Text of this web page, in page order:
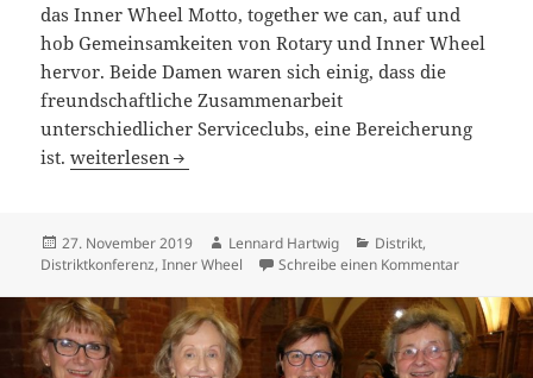
das Inner Wheel Motto, together we can, auf und
hob Gemeinsamkeiten von Rotary und Inner Wheel
hervor. Beide Damen waren sich einig, dass die
freundschaftliche Zusammenarbeit
unterschiedlicher Serviceclubs, eine Bereicherung
ist.Nachhaltigkeit, Zukunft und internationale Ziele
weiterlesen
Veröffentlicht
am
27. November 2019 Autor
Lennard Hartwig Kategorien
Distrikt,
Distriktkonferenz,Inner Wheel Schreibe einen Kommentarzu